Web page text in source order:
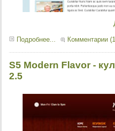
Подробнее... Комментарии
S5 Modern Flavor -
2.5